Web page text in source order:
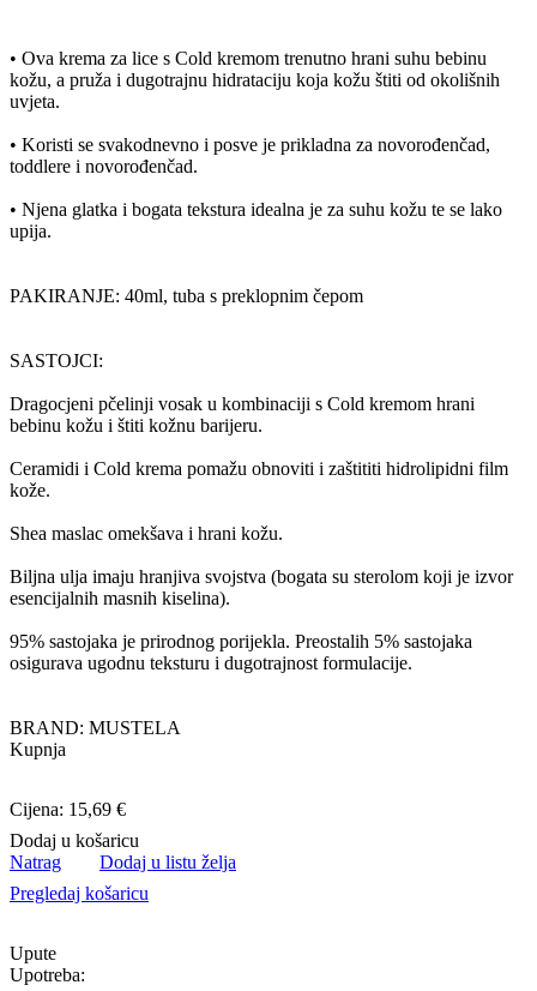
• Ova krema za lice s Cold kremom trenutno hrani suhu bebinu
kožu, a pruža i dugotrajnu hidrataciju koja kožu štiti od okolišnih
uvjeta.
• Koristi se svakodnevno i posve je prikladna za novorođenčad,
toddlere i novorođenčad.
• Njena glatka i bogata tekstura idealna je za suhu kožu te se lako
upija.
PAKIRANJE: 40ml, tuba s preklopnim čepom
SASTOJCI:
Dragocjeni pčelinji vosak u kombinaciji s Cold kremom hrani
bebinu kožu i štiti kožnu barijeru.
Ceramidi i Cold krema pomažu obnoviti i zaštititi hidrolipidni film
kože.
Shea maslac omekšava i hrani kožu.
Biljna ulja imaju hranjiva svojstva (bogata su sterolom koji je izvor
esencijalnih masnih kiselina).
95% sastojaka je prirodnog porijekla. Preostalih 5% sastojaka
osigurava ugodnu teksturu i dugotrajnost formulacije.
BRAND: MUSTELA
Kupnja
Cijena: 15,69 €
Dodaj u košaricu
Natrag
Dodaj u listu želja
Pregledaj košaricu
Upute
Upotreba: